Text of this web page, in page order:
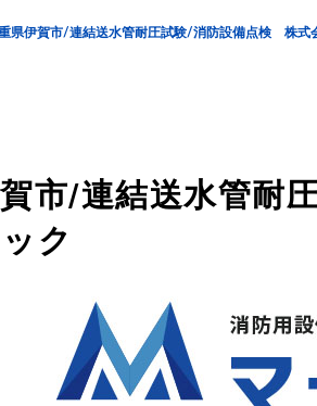
HOME 業務案内
県伊賀市/連結送水管耐圧試験/消防設備点検 株式
市/連結送水管耐
ク